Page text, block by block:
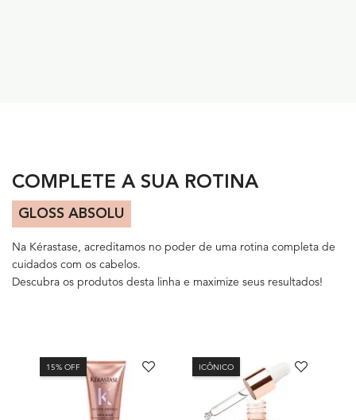
COMPLETE A SUA ROTINA
GLOSS ABSOLU
Na Kérastase, acreditamos no poder de uma rotina completa de
cuidados com os cabelos.
Descubra os produtos desta linha e maximize seus resultados!
15% OFF ICÔNICO